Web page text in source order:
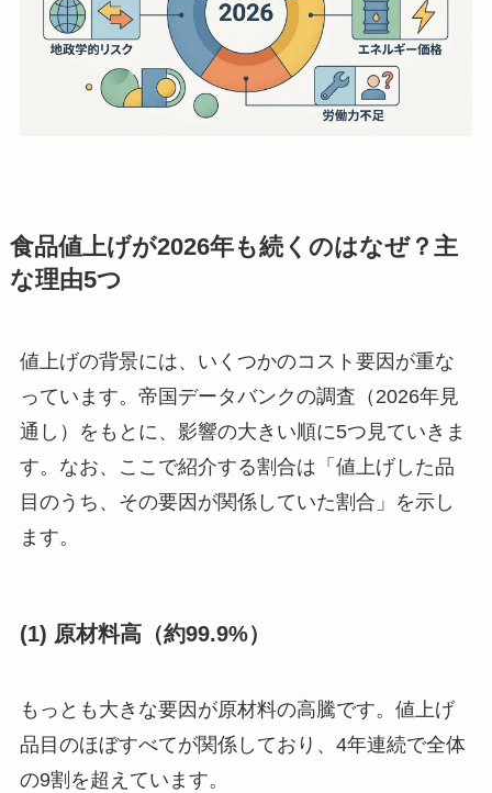
食品値上げが2026年も続くのはなぜ？主
な理由5つ
値上げの背景には、いくつかのコスト要因が重な
っています。帝国データバンクの調査（2026年見
通し）をもとに、影響の大きい順に5つ見ていきま
す。なお、ここで紹介する割合は「値上げした品
目のうち、その要因が関係していた割合」を示し
ます。
(1) 原材料高（約99.9%）
もっとも大きな要因が原材料の高騰です。値上げ
品目のほぼすべてが関係しており、4年連続で全体
の9割を超えています。